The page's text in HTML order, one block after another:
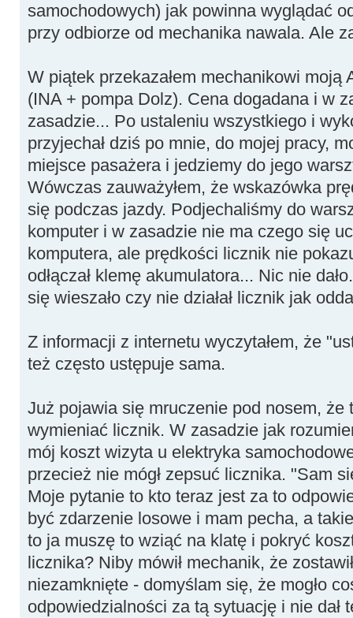
samochodowych) jak powinna wyglądać
przy odbiorze od mechanika nawala. Ale
W piątek przekazałem mechanikowi moją
(INA + pompa Dolz). Cena dogadana i w
zasadzie... Po ustaleniu wszystkiego i
przyjechał dziś po mnie, do mojej pracy,
miejsce pasażera i jedziemy do jego
Wówczas zauważyłem, że wskazówka
się podczas jazdy. Podjechaliśmy do
komputer i w zasadzie nie ma czego się
komputera, ale prędkości licznik nie
odłączał klemę akumulatora... Nic nie
się wieszało czy nie działał licznik jak
Z informacji z internetu wyczytałem, że
też często ustępuje sama.
Już pojawia się mruczenie pod nosem, że
wymieniać licznik. W zasadzie jak
mój koszt wizyta u elektryka
przecież nie mógł zepsuć licznika. "Sam
Moje pytanie to kto teraz jest za to
być zdarzenie losowe i mam pecha, a
to ja muszę to wziąć na klatę i pokryć
licznika? Niby mówił mechanik, że
niezamknięte - domyślam się, że mogło
odpowiedzialności za tą sytuację i nie dał